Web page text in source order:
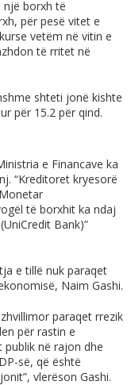
një borxh të
për pesë vitet e
vetëm në vitin e
të rritet në
shteti jonë kishte
për 15.2 për qind.
e Financave ka
“Kreditoret kryesorë
të borxhit ka ndaj
Bank)”
e tillë nuk paraqet
Naim Gashi.
paraqet rrezik
për rastin e
publik në rajon dhe
së, që është
vlerëson Gashi.